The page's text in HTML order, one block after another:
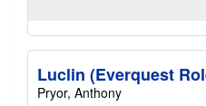
Luclin (Everquest
Pryor, Anthony